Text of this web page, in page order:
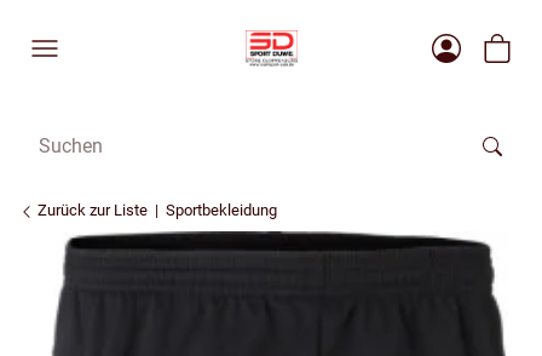
Zurück zur Liste Sportbekleidung